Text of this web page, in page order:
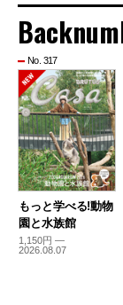
No. 317
もっと学べる!動物
園と水族館
1,150円 —
2026.08.07